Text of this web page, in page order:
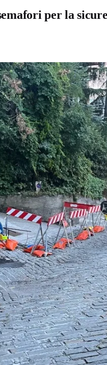
per la